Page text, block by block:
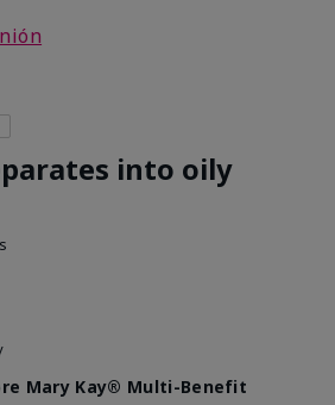
into oily
Mary Kay® Multi-Benefit